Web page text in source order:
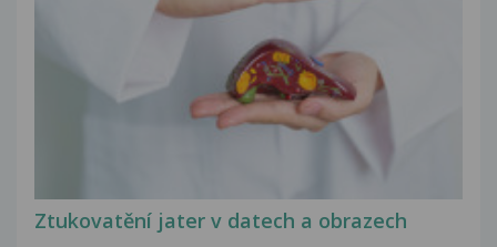
Ztukovatění jater v datech a obrazech